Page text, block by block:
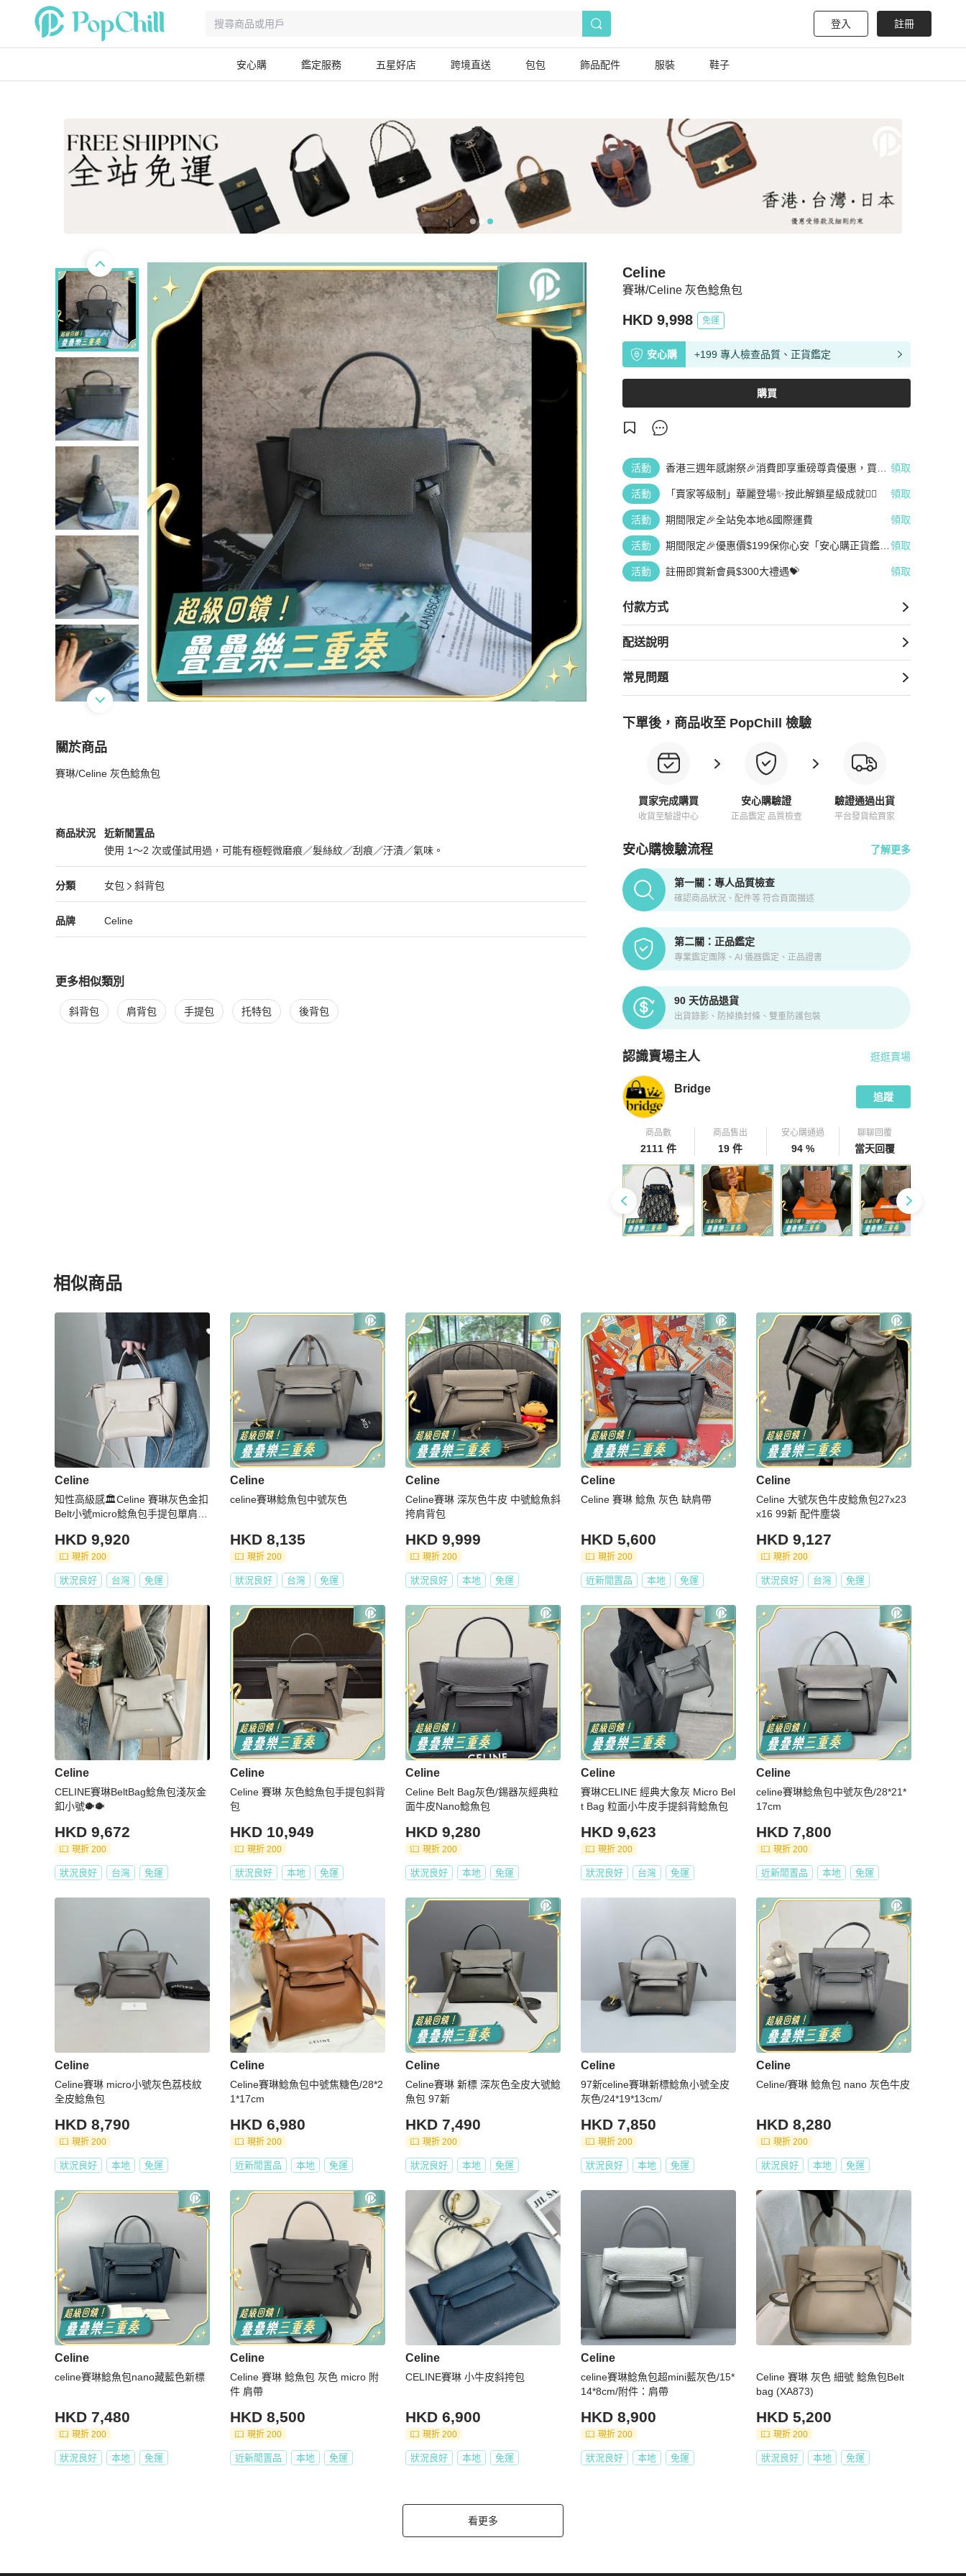
登入 註冊
安心購 鑑定服務 五星好店 跨境直送 包包 飾品配件 服裝 鞋子
賽琳/Celine 灰色鯰魚包
Celine
HKD 9,998 免運
安心購 +199 專人檢查品質、正貨鑑定
購買
活動
香港三週年感謝祭🎉消費即享重磅尊貴優惠，買越
領取
活動 「賣家等級制」華麗登場✨按此解鎖星級成就👆🏻 領取
活動 期間限定🎉全站免本地&國際運費 領取
活動
期間限定🎉優惠價$199保你心安「安心購正貨鑑
領取
活動 註冊即賞新會員$300大禮遇💝 領取
付款方式
配送說明
常見問題
下單後，商品收至 PopChill 檢驗
買家完成購買
收貨至驗證中心
安心購驗證
正品鑑定 品質檢查
驗證通過出貨
平台發貨給買家
安心購檢驗流程 了解更多
PopChill拍拍圈正品驗證、安心購檢驗流程介紹
第一關：專人品質檢查
確認商品狀況、配件等 符合頁面描述
第二關：正品鑑定
專業鑑定團隊、AI 儀器鑑定、正品證書
90 天仿品退貨
出貨錄影、防掉換封條、雙重防護包裝
認識賣場主人
PopChill 拍拍圈嚴選賣家
逛逛賣場
Bridge
追蹤
商品數
2111 件
商品售出
19 件
安心購通過
94 %
聊聊回覆
當天回覆
關於商品
關於賽琳/Celine 灰色鯰魚包
賽琳/Celine 灰色鯰魚包
商品狀況
Celine女包 商品狀態與細節
近新閒置品
使用 1～2 次或僅試用過，可能有極輕微磨痕／髮絲紋／刮痕／汙漬／氣味。
近新閒置品
分類
Celine 分類資訊
女包
斜背包
女包/斜背包推薦
品牌
Celine 女包品牌介紹
Celine
Celine 推薦清單
更多相似類別
更多Celine 女包相似商品推薦
斜背包 肩背包 手提包 托特包 後背包
相似商品
更多相似Celine女包推薦精品
Celine
知性高級感🏛️Celine 賽琳灰色金扣
Belt小號micro鯰魚包手提包單肩斜
HKD 9,920
現折 200
狀況良好 台灣 免運
Celine
celine賽琳鯰魚包中號灰色
HKD 8,135
現折 200
狀況良好 台灣 免運
Celine
Celine賽琳 深灰色牛皮 中號鯰魚斜
挎肩背包
HKD 9,999
現折 200
狀況良好 本地 免運
Celine
Celine 賽琳 鯰魚 灰色 缺肩帶
HKD 5,600
現折 200
近新閒置品 本地 免運
Celine
Celine 大號灰色牛皮鯰魚包27x23
x16 99新 配件塵袋
HKD 9,127
現折 200
狀況良好 台灣 免運
Celine
CELINE賽琳BeltBag鯰魚包淺灰金
釦小號🐡🐡
HKD 9,672
現折 200
狀況良好 台灣 免運
Celine
Celine 賽琳 灰色鯰魚包手提包斜背
包
HKD 10,949
現折 200
狀況良好 本地 免運
Celine
Celine Belt Bag灰色/錫器灰經典粒
面牛皮Nano鯰魚包
HKD 9,280
現折 200
狀況良好 本地 免運
Celine
賽琳CELINE 經典大象灰 Micro Bel
t Bag 粒面小牛皮手提斜背鯰魚包
HKD 9,623
現折 200
狀況良好 台灣 免運
Celine
celine賽琳鯰魚包中號灰色/28*21*
17cm
HKD 7,800
現折 200
近新閒置品 本地 免運
Celine
Celine賽琳 micro小號灰色荔枝紋
全皮鯰魚包
HKD 8,790
現折 200
狀況良好 本地 免運
Celine
Celine賽琳鯰魚包中號焦糖色/28*2
1*17cm
HKD 6,980
現折 200
近新閒置品 本地 免運
Celine
Celine賽琳 新標 深灰色全皮大號鯰
魚包 97新
HKD 7,490
現折 200
狀況良好 本地 免運
Celine
97新celine賽琳新標鯰魚小號全皮
灰色/24*19*13cm/
HKD 7,850
現折 200
狀況良好 本地 免運
Celine
Celine/賽琳 鯰魚包 nano 灰色牛皮
HKD 8,280
現折 200
狀況良好 本地 免運
Celine
celine賽琳鯰魚包nano藏藍色新標
HKD 7,480
現折 200
狀況良好 本地 免運
Celine
Celine 賽琳 鯰魚包 灰色 micro 附
件 肩帶
HKD 8,500
現折 200
近新閒置品 本地 免運
Celine
CELINE賽琳 小牛皮斜挎包
HKD 6,900
現折 200
狀況良好 本地 免運
Celine
celine賽琳鯰魚包超mini藍灰色/15*
14*8cm/附件：肩帶
HKD 8,900
現折 200
狀況良好 本地 免運
Celine 賽琳 灰色 細號 鯰魚包Belt
bag (XA873)
HKD 5,200
現折 200
狀況良好 本地 免運
看更多